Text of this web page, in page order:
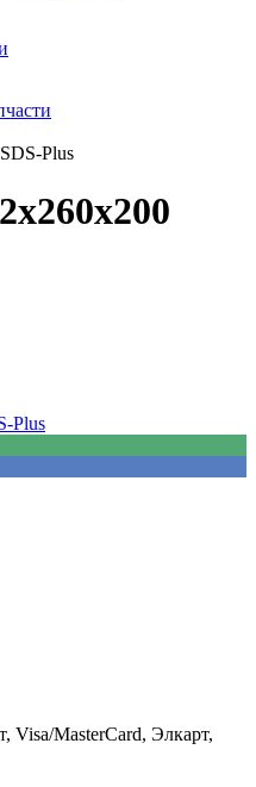
Plus
Visa/MasterCard, Элкарт,